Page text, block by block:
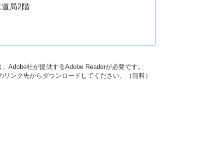
局2階
Adobe社が提供するAdobe Readerが必要です。
ンク先からダウンロードしてください。（無料）